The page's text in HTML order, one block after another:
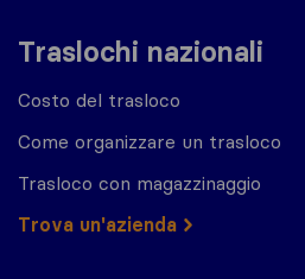
Traslochi nazionali
Costo del trasloco
Come organizzare un trasloco
Trasloco con magazzinaggio
Trova un'azienda